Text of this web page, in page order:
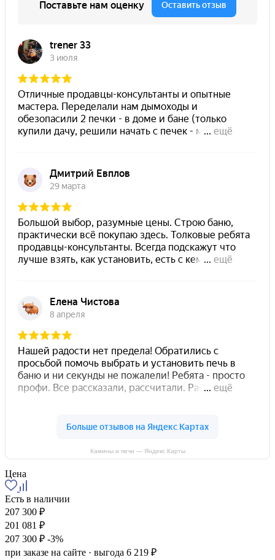
Камины и печи — Яндекс Карты
Цена
Есть в наличии
207 300 ₽
201 081 ₽
207 300 ₽ -3%
при заказе на сайте · выгода 6 219 ₽